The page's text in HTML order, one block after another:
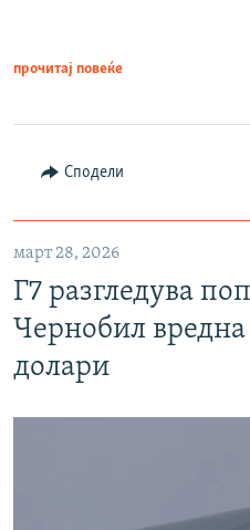
прочитај повеќе
Сподели
март 28, 2026
Г7 разгледува
Чернобил
долари